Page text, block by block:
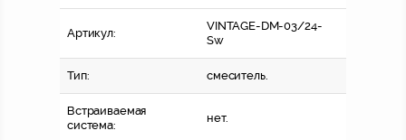
Артикул:
VINTAGE-DM-03/24-
Sw
Тип: смеситель.
Встраиваемая
система:
нет.